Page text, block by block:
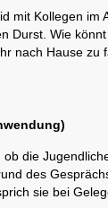
mit Kollegen im
Durst. Wie
nach Hause zu
ob die
des
sie bei